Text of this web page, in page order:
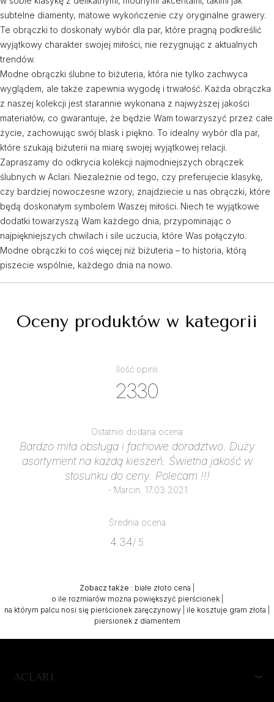
subtelne diamenty, matowe wykończenie czy oryginalne grawery.
Te obrączki to doskonały wybór dla par, które pragną podkreślić
wyjątkowy charakter swojej miłości, nie rezygnując z aktualnych
trendów.
Modne obrączki ślubne to biżuteria, która nie tylko zachwyca
wyglądem, ale także zapewnia wygodę i trwałość. Każda obrączka
z naszej kolekcji jest starannie wykonana z najwyższej jakości
materiałów, co gwarantuje, że będzie Wam towarzyszyć przez całe
życie, zachowując swój blask i piękno. To idealny wybór dla par,
które szukają biżuterii na miarę swojej wyjątkowej relacji.
Zapraszamy do odkrycia kolekcji najmodniejszych obrączek
ślubnych w Aclari. Niezależnie od tego, czy preferujecie klasykę,
czy bardziej nowoczesne wzory, znajdziecie u nas obrączki, które
będą doskonałym symbolem Waszej miłości. Niech te wyjątkowe
dodatki towarzyszą Wam każdego dnia, przypominając o
najpiękniejszych chwilach i sile uczucia, które Was połączyło.
Modne obrączki to coś więcej niż biżuteria – to historia, którą
piszecie wspólnie, każdego dnia na nowo.
Oceny produktów w kategorii
Ilość opinii
2330
Ostatnio dodana ocena
Bardzo miła obsługa i fachowe doradztwo. Duży
asortyment na każdą kieszeń. Świetna jakość w
stosunku do ceny. Polecam !!!
- Marcin, 17.03.2021
Średnia ocena
4.34/ 5
Zobacz także : białe złoto cena
o ile rozmiarów można powiększyć pierścionek|
na którym palcu nosi się pierścionek zaręczynowy
ile kosztuje gram złota
piersionek z diamentem
ACLARI